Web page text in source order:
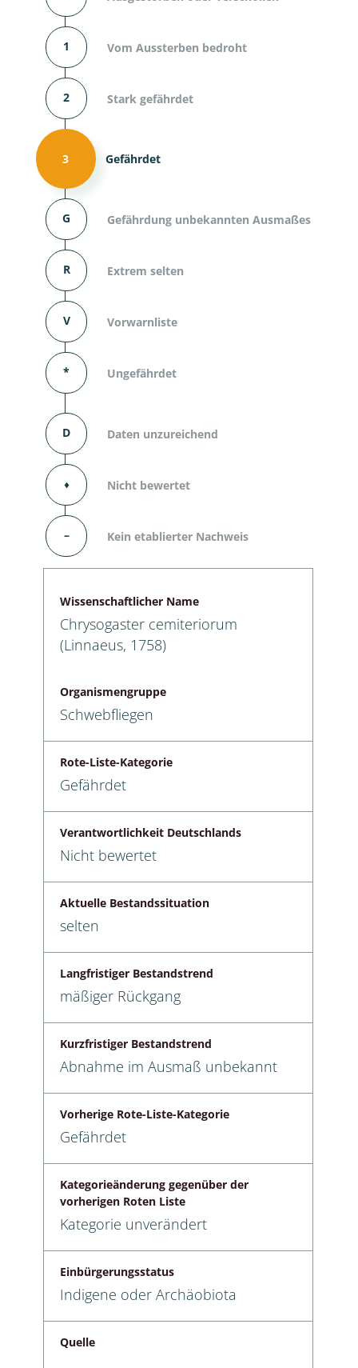
1 Vom Aussterben bedroht
2 Stark gefährdet
3 Gefährdet
G Gefährdung unbekannten Ausmaßes
R Extrem selten
V Vorwarnliste
* Ungefährdet
D Daten unzureichend
⬧ Nicht bewertet
– Kein etablierter Nachweis
Wissenschaftlicher Name
Chrysogaster cemiteriorum
(Linnaeus, 1758)
Organismengruppe
Schwebfliegen
Rote-Liste-Kategorie
Gefährdet
Verantwortlichkeit Deutschlands
Nicht bewertet
Aktuelle Bestandssituation
selten
Langfristiger Bestandstrend
mäßiger Rückgang
Kurzfristiger Bestandstrend
Abnahme im Ausmaß unbekannt
Vorherige Rote-Liste-Kategorie
Gefährdet
Kategorieänderung gegenüber der
vorherigen Roten Liste
Kategorie unverändert
Einbürgerungsstatus
Indigene oder Archäobiota
Quelle